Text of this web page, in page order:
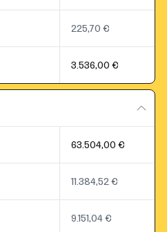
225,70 €
3.536,00 €
63.504,00 €
11.384,52 €
9.151,04 €